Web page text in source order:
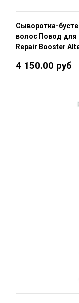
Сыворотка-
волос Повод для
Repair Booster
4 150.00 руб